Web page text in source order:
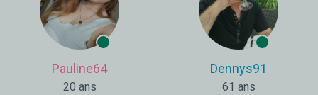
Pauline64
20 ans
Dennys91
61 ans